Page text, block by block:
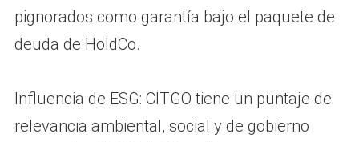
pignorados como garantía bajo el paquete de
deuda de HoldCo.
Influencia de ESG: CITGO tiene un puntaje de
relevancia ambiental, social y de gobierno